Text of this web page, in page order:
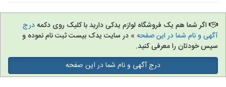
اگر شما هم یک فروشگاه لوازم یدکی دارید با کلیک روی دکمهدرج
آگهی و نام شما در این صفحه» در سایت یدک بیست ثبت نام نموده و
سپس خودتان را معرفی کنید.
درج آگهی و نام شما در این صفحه